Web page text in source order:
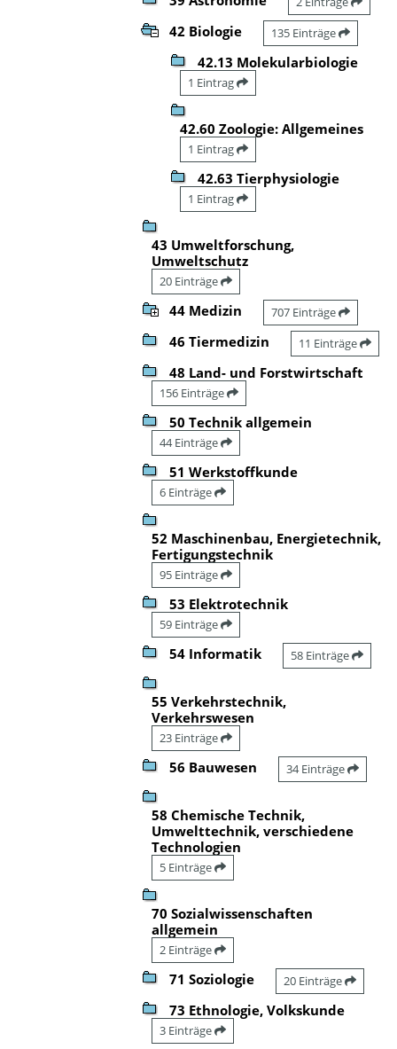
42 Biologie 135 Einträge
42.13 Molekularbiologie
1 Eintrag
42.60 Zoologie: Allgemeines
1 Eintrag
42.63 Tierphysiologie
1 Eintrag
43 Umweltforschung,
Umweltschutz
20 Einträge
44 Medizin 707 Einträge
46 Tiermedizin 11 Einträge
48 Land- und Forstwirtschaft
156 Einträge
50 Technik allgemein
44 Einträge
51 Werkstoffkunde
6 Einträge
52 Maschinenbau, Energietechnik,
Fertigungstechnik
95 Einträge
53 Elektrotechnik
59 Einträge
54 Informatik 58 Einträge
55 Verkehrstechnik,
Verkehrswesen
23 Einträge
56 Bauwesen 34 Einträge
58 Chemische Technik,
Umwelttechnik, verschiedene
Technologien
5 Einträge
70 Sozialwissenschaften
allgemein
2 Einträge
71 Soziologie 20 Einträge
73 Ethnologie, Volkskunde
3 Einträge